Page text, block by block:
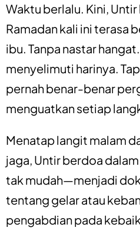
Waktu berlalu. Kini,
Ramadan kali ini terasa
ibu. Tanpa nastar
menyelimuti harinya.
pernah benar-benar
menguatkan setiap
Menatap langit malam
jaga, Untir berdoa
tak mudah—menjadi
tentang gelar atau
pengabdian pada